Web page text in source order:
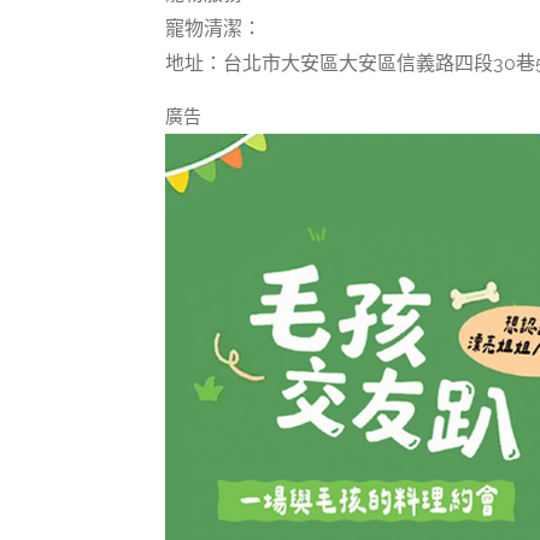
寵物清潔：
地址：台北市大安區大安區信義路四段30
廣告